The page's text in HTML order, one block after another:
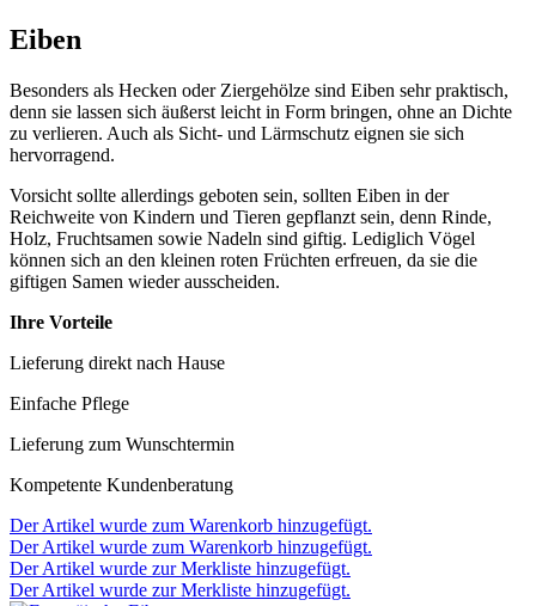
Eiben
Besonders als Hecken oder Ziergehölze sind Eiben sehr praktisch,
denn sie lassen sich äußerst leicht in Form bringen, ohne an Dichte
zu verlieren. Auch als Sicht- und Lärmschutz eignen sie sich
hervorragend.
Vorsicht sollte allerdings geboten sein, sollten Eiben in der
Reichweite von Kindern und Tieren gepflanzt sein, denn Rinde,
Holz, Fruchtsamen sowie Nadeln sind giftig. Lediglich Vögel
können sich an den kleinen roten Früchten erfreuen, da sie die
giftigen Samen wieder ausscheiden.
Ihre Vorteile
Lieferung direkt nach Hause
Einfache Pflege
Lieferung zum Wunschtermin
Kompetente Kundenberatung
Der Artikel wurde zum Warenkorb hinzugefügt.
Der Artikel wurde zum Warenkorb hinzugefügt.
Der Artikel wurde zur Merkliste hinzugefügt.
Der Artikel wurde zur Merkliste hinzugefügt.